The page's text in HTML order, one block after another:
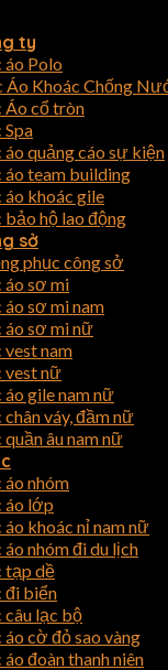
ty
Polo
Áo Khoác Chống
Áo cổ tròn
quảng cáo sự kiện
team building
khoác gile
hộ lao động
sở
phục công sở
sơ mi
sơ mi nam
sơ mi nữ
nam
vest nữ
gile nam nữ
váy, đầm nữ
âu nam nữ
nhóm
áo lớp
khoác nỉ nam nữ
nhóm đi du lịch
tạp dề
đi biển
lạc bộ
cờ đỏ sao vàng
đoàn thanh niên